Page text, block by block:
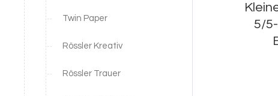
Twin Paper
Rössler Kreativ
Rössler Trauer
5/